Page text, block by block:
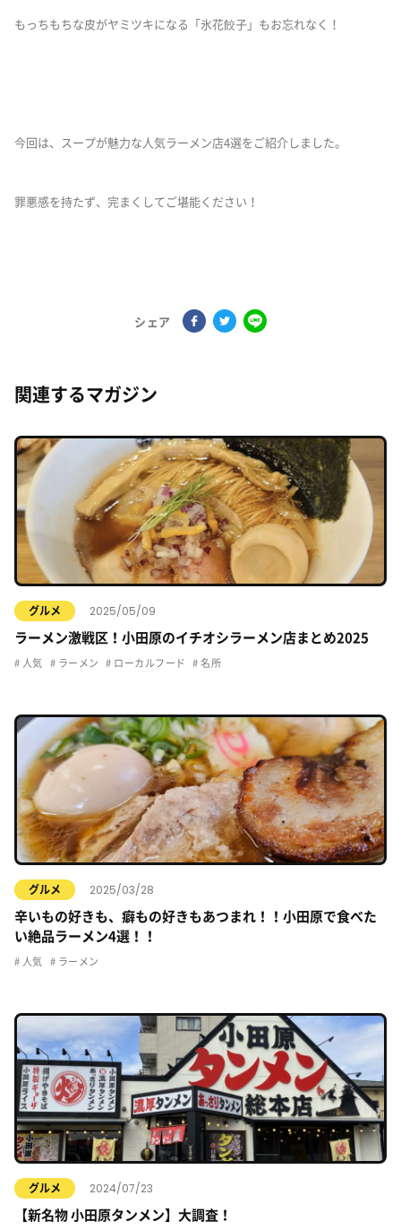
もっちもちな皮がヤミツキになる「氷花餃子」もお忘れなく！
今回は、スープが魅力な人気ラーメン店4選をご紹介しました。
罪悪感を持たず、完まくしてご堪能ください！
シェア
関連するマガジン
グルメ 2025/05/09
ラーメン激戦区！小田原のイチオシラーメン店まとめ2025
人気 ラーメン ローカルフード 名所
グルメ 2025/03/28
辛いもの好きも、癖もの好きもあつまれ！！小田原で食べた
い絶品ラーメン4選！！
人気 ラーメン
グルメ 2024/07/23
【新名物 小田原タンメン】大調査！